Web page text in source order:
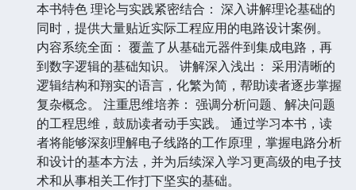
本书特色 理论与实践紧密结合： 深入讲解理论基础的
同时，提供大量贴近实际工程应用的电路设计案例。
内容系统全面： 覆盖了从基础元器件到集成电路，再
到数字逻辑的基础知识。 讲解深入浅出： 采用清晰的
逻辑结构和翔实的语言，化繁为简，帮助读者逐步掌握
复杂概念。 注重思维培养： 强调分析问题、解决问题
的工程思维，鼓励读者动手实践。 通过学习本书，读
者将能够深刻理解电子线路的工作原理，掌握电路分析
和设计的基本方法，并为后续深入学习更高级的电子技
术和从事相关工作打下坚实的基础。